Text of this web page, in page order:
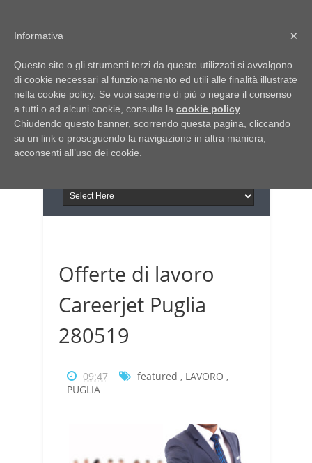
Italia Notizie
Giornale di Basilicata
Giornale di Puglia
INFORMAPUGLIA
Il portale n.1 del lavoro
in Puglia
Offerte di lavoro
Careerjet Puglia
280519
09:47 featured , LAVORO ,
PUGLIA
×
Informativa
Questo sito o gli strumenti terzi da questo utilizzati si avvalgono
di cookie necessari al funzionamento ed utili alle finalità illustrate
nella cookie policy. Se vuoi saperne di più o negare il consenso
a tutti o ad alcuni cookie, consulta la cookie policy
Chiudendo questo banner, scorrendo questa pagina, cliccando
su un link o proseguendo la navigazione in altra maniera,
acconsenti all’uso dei cookie.